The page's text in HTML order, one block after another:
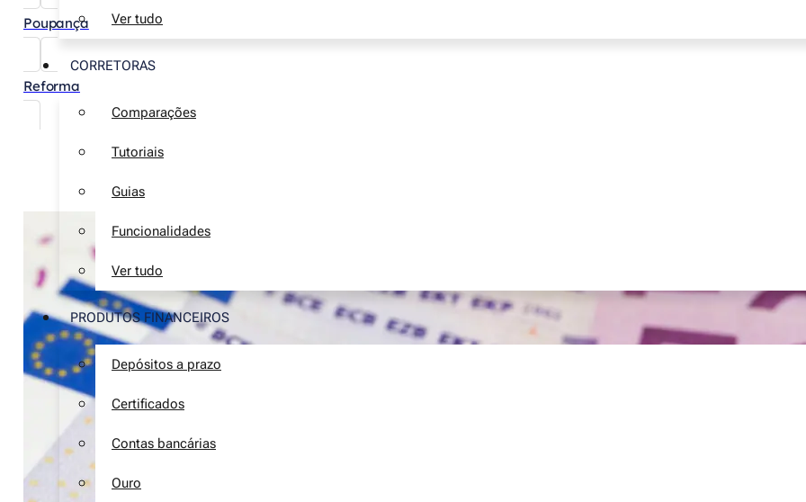
Ver tudo
CORRETORAS
Comparações
Tutoriais
Guias
Funcionalidades
Ver tudo
PRODUTOS FINANCEIROS
Depósitos a prazo
Certificados
Contas bancárias
Ouro
Poupança
Reforma